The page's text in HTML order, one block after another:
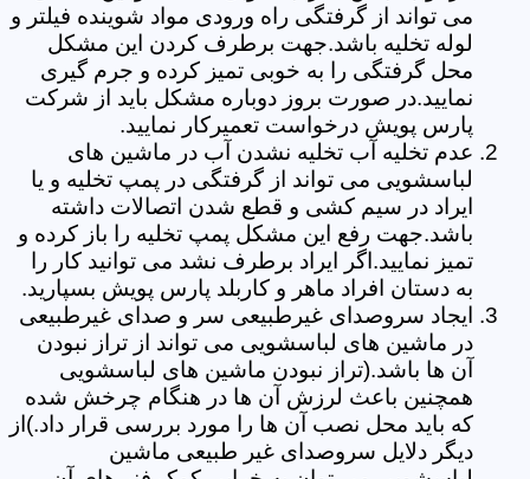
می تواند از گرفتگی راه ورودی مواد شوینده فیلتر و
لوله تخلیه باشد.جهت برطرف کردن این مشکل
محل گرفتگی را به خوبی تمیز کرده و جرم گیری
نمایید.در صورت بروز دوباره مشکل باید از شرکت
پارس پویش درخواست تعمیرکار نمایید.
عدم تخلیه آب تخلیه نشدن آب در ماشین های
لباسشویی می تواند از گرفتگی در پمپ تخلیه و یا
ایراد در سیم کشی و قطع شدن اتصالات داشته
باشد.جهت رفع این مشکل پمپ تخلیه را باز کرده و
تمیز نمایید.اگر ایراد برطرف نشد می توانید کار را
به دستان افراد ماهر و کاربلد پارس پویش بسپارید.
ایجاد سروصدای غیرطبیعی سر و صدای غیرطبیعی
در ماشین های لباسشویی می تواند از تراز نبودن
آن ها باشد.(تراز نبودن ماشین های لباسشویی
همچنین باعث لرزش آن ها در هنگام چرخش شده
که باید محل نصب آن ها را مورد بررسی قرار داد.)از
دیگر دلایل سروصدای غیر طبیعی ماشین